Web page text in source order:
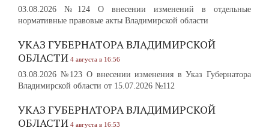
03.08.2026 №124 О внесении изменений в отдельные
нормативные правовые акты Владимирской области
УКАЗ ГУБЕРНАТОРА ВЛАДИМИРСКОЙ
ОБЛАСТИ 4 августа в 16:56
03.08.2026 №123 О внесении изменения в Указ Губернатора
Владимирской области от 15.07.2026 №112
УКАЗ ГУБЕРНАТОРА ВЛАДИМИРСКОЙ
ОБЛАСТИ 4 августа в 16:53